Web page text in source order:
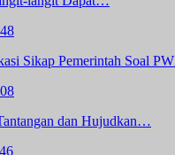
Sikap Pemerintah Soal
dan Hujudkan…